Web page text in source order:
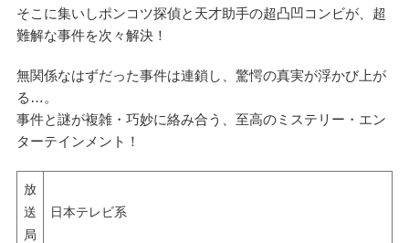
そこに集いしポンコツ探偵と天才助手の超凸凹コンビが、超
難解な事件を次々解決！
無関係なはずだった事件は連鎖し、驚愕の真実が浮かび上が
る…。
事件と謎が複雑・巧妙に絡み合う、至高のミステリー・エン
ターテインメント！
放
送
局
日本テレビ系